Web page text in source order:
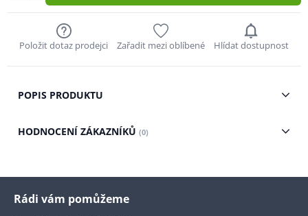
Položit dotaz prodejci Zařadit mezi oblíbené Hlídat dostupnost
POPIS PRODUKTU
HODNOCENÍ ZÁKAZNÍKŮ (0)
Rádi vám pomůžeme